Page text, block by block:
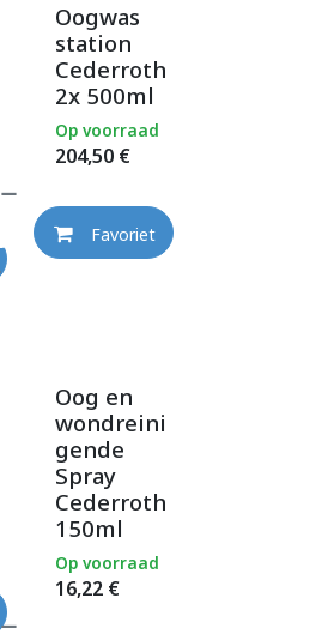
Oogwas
station
Cederroth
2x 500ml
204,50€
Op voorraad
Favoriet
Oog en
wondreini
gende
Spray
Cederroth
150ml
16,22€
Op voorraad